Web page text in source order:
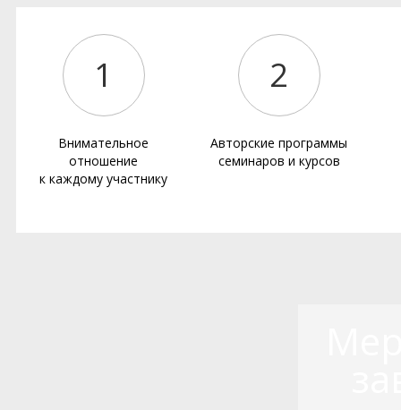
1
Внимательное
отношение
к каждому участнику
2
Авторские программы
семинаров и курсов